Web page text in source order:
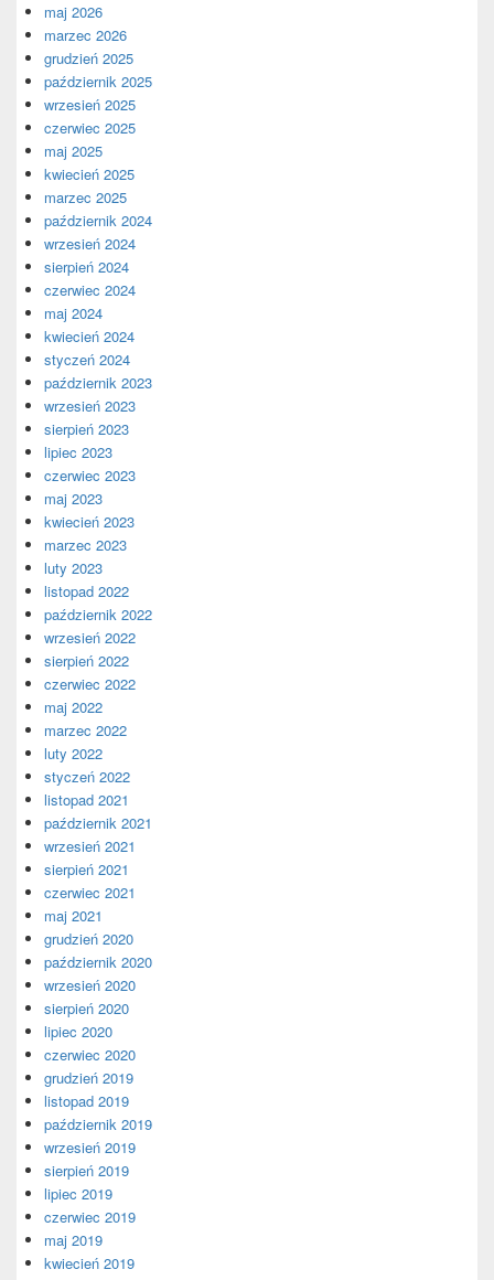
maj 2026
marzec 2026
grudzień 2025
październik 2025
wrzesień 2025
czerwiec 2025
maj 2025
kwiecień 2025
marzec 2025
październik 2024
wrzesień 2024
sierpień 2024
czerwiec 2024
maj 2024
kwiecień 2024
styczeń 2024
październik 2023
wrzesień 2023
sierpień 2023
lipiec 2023
czerwiec 2023
maj 2023
kwiecień 2023
marzec 2023
luty 2023
listopad 2022
październik 2022
wrzesień 2022
sierpień 2022
czerwiec 2022
maj 2022
marzec 2022
luty 2022
styczeń 2022
listopad 2021
październik 2021
wrzesień 2021
sierpień 2021
czerwiec 2021
maj 2021
grudzień 2020
październik 2020
wrzesień 2020
sierpień 2020
lipiec 2020
czerwiec 2020
grudzień 2019
listopad 2019
październik 2019
wrzesień 2019
sierpień 2019
lipiec 2019
czerwiec 2019
maj 2019
kwiecień 2019